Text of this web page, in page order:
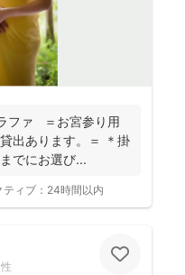
ファ ＝お宮参り用
出あります。＝ ＊掛
でにお選び...
ィブ： 24時間以内